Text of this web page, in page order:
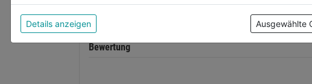
Bewertung
Details anzeigen Ausgewählte